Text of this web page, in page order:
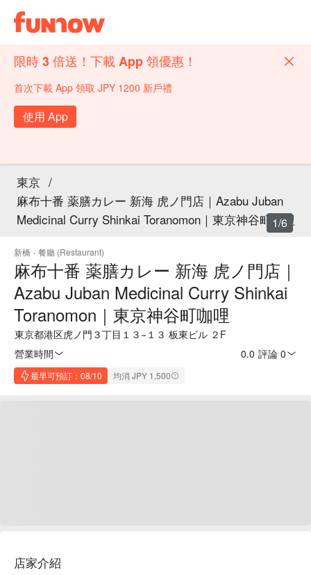
限時 3 倍送！下載 App 領優惠！
首次下載 App 領取 JPY 1200 新戶禮
使用 App
東京 /
麻布十番 薬膳カレー 新海 虎ノ門店｜Azabu Juban
Medicinal Curry Shinkai Toranomon｜東京神谷町咖哩
新橋 · 餐廳 (Restaurant)
麻布十番 薬膳カレー 新海 虎ノ門店｜
Azabu Juban Medicinal Curry Shinkai
Toranomon｜東京神谷町咖哩
東京都港区虎ノ門３丁目１３−１３ 板東ビル ２F
營業時間
0.0 評論 0
最早可預訂：08/10 均消 JPY 1,500
1/6
店家介紹